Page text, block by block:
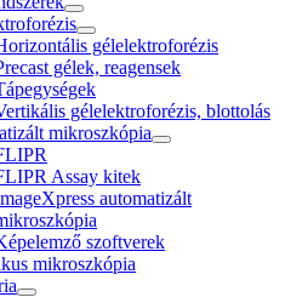
gélelektroforézis
gélek, reagensek
gélelektroforézis, blottolás
mikroszkópia
Assay kitek
automatizált
szoftverek
mikroszkópia